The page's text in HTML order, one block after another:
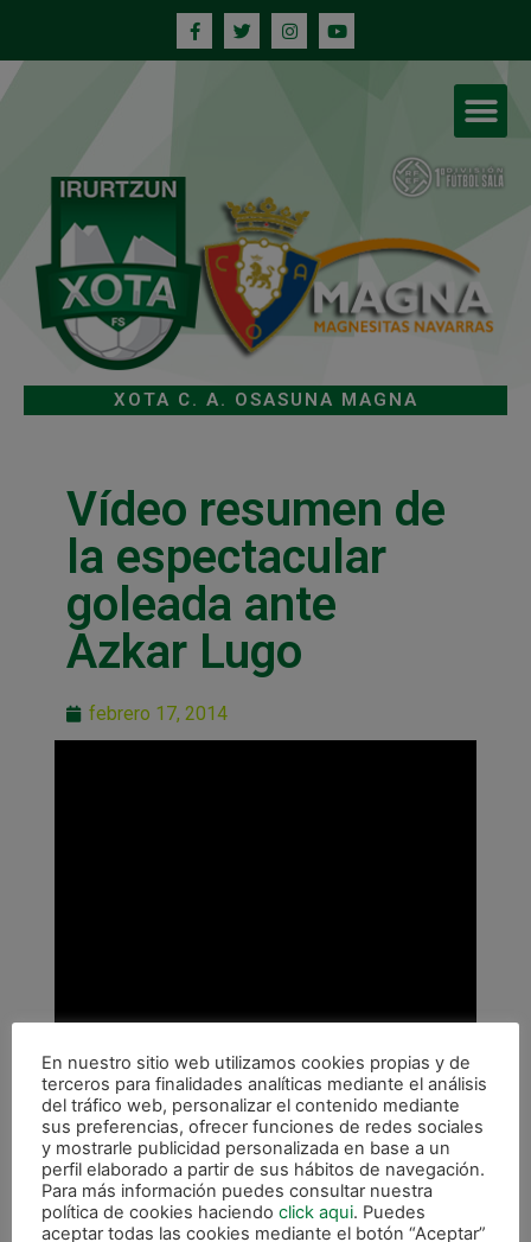
XOTA C. A. OSASUNA MAGNA
Vídeo resumen de
la espectacular
goleada ante
Azkar Lugo
febrero 17, 2014
En nuestro sitio web utilizamos cookies propias y de
terceros para finalidades analíticas mediante el análisis
del tráfico web, personalizar el contenido mediante
sus preferencias, ofrecer funciones de redes sociales
y mostrarle publicidad personalizada en base a un
perfil elaborado a partir de sus hábitos de navegación.
Para más información puedes consultar nuestra
política de cookies haciendo click aqui. Puedes
aceptar todas las cookies mediante el botón “Aceptar”